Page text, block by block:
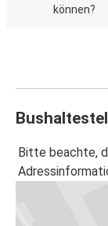
können?
Bitte beachte,